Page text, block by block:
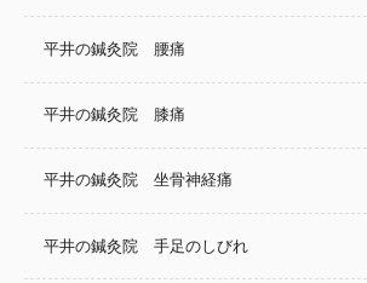
平井の鍼灸院 腰痛
平井の鍼灸院 膝痛
平井の鍼灸院 坐骨神経痛
平井の鍼灸院 手足のしびれ